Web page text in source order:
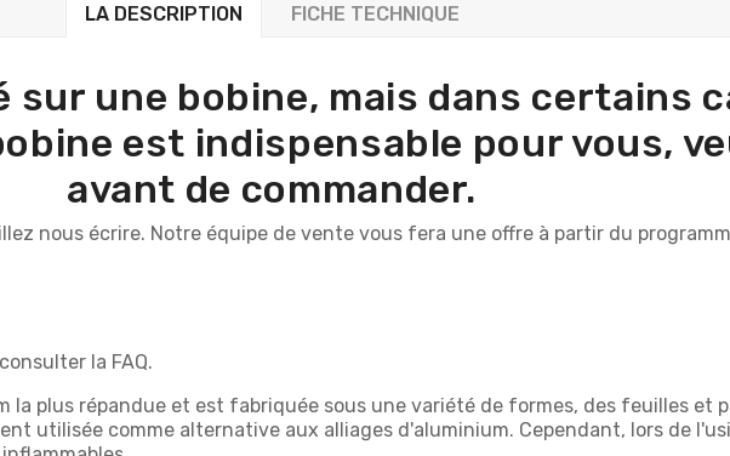
LA DESCRIPTION FICHE TECHNIQUE
une bobine, mais dans certains
est indispensable pour vous,
avant de commander.
nous écrire. Notre équipe de vente vous fera une offre à partir du
la FAQ.
la plus répandue et est fabriquée sous une variété de formes, des feuilles et
utilisée comme alternative aux alliages d'aluminium. Cependant, lors de